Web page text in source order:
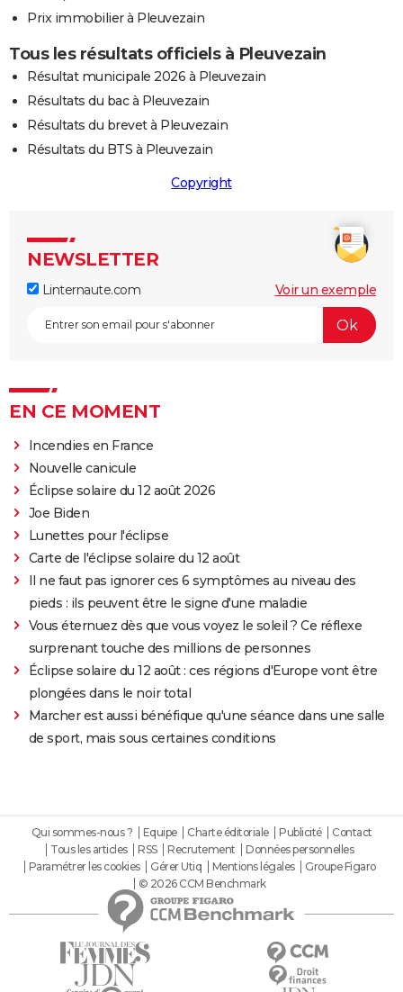
Prix immobilier à Pleuvezain
Tous les résultats officiels à Pleuvezain
Résultat municipale 2026 à Pleuvezain
Résultats du bac à Pleuvezain
Résultats du brevet à Pleuvezain
Résultats du BTS à Pleuvezain
Copyright
NEWSLETTER
Linternaute.com Voir un exemple
EN CE MOMENT
Incendies en France
Nouvelle canicule
Éclipse solaire du 12 août 2026
Joe Biden
Lunettes pour l'éclipse
Carte de l'éclipse solaire du 12 août
Il ne faut pas ignorer ces 6 symptômes au niveau des
pieds : ils peuvent être le signe d'une maladie
Vous éternuez dès que vous voyez le soleil ? Ce réflexe
surprenant touche des millions de personnes
Éclipse solaire du 12 août : ces régions d'Europe vont être
plongées dans le noir total
Marcher est aussi bénéfique qu'une séance dans une salle
de sport, mais sous certaines conditions
Qui sommes-nous ? Equipe Charte éditoriale Publicité
Contact
Tous les articles
RSS Recrutement
Données personnelles
Paramétrer les cookies
Gérer Utiq Mentions légales
Groupe Figaro
© 2026 CCM Benchmark